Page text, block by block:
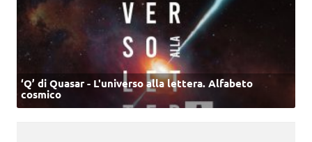
‘Q’ di Quasar - L'universo alla lettera. Alfabeto
cosmico